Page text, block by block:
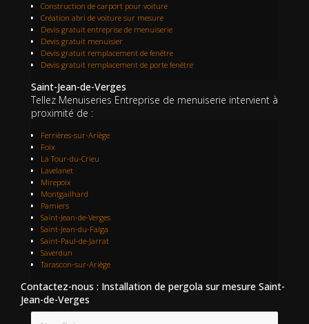
Construction de carport pour voiture
Création abri de voiture sur mesure
Devis gratuit entreprise de menuiserie
Devis gratuit menuisier
Devis gratuit remplacement de fenêtre
Devis gratuit remplacement de porte fenêtre
Saint-Jean-de-Verges
Tellez Menuiseries Entreprise de menuiserie intervient à
proximité de :
Ferrières-sur-Ariège
Foix
La Tour-du-Crieu
Lavelanet
Mirepoix
Montgailhard
Pamiers
Saint-Jean-de-Verges
Saint-Jean-du-Falga
Saint-Paul-de-Jarrat
Saverdun
Tarascon-sur-Ariège
Contactez-nous : Installation de pergola sur mesure Saint-
Jean-de-Verges